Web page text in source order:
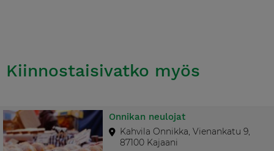
Kiinnostaisivatko myös
Onnikan neulojat
Kahvila Onnikka, Vienankatu 9,
87100 Kajaani